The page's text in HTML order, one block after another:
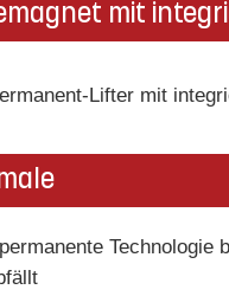
mit
Lifter mit
Technologie